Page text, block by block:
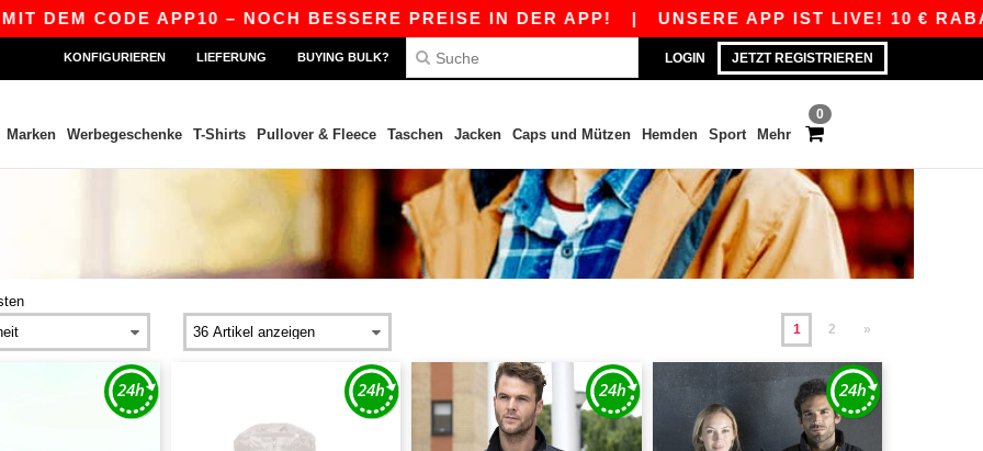
APP10 – NOCH BESSERE PREISE IN DER APP! | UNSERE APP IST LIVE! 10 € RABATT AB
LOGIN JETZT REGISTRIEREN
KONFIGURIEREN LIEFERUNG BUYING BULK?
0
Marken Werbegeschenke T-Shirts Pullover & Fleece Taschen Jacken Caps und Mützen Hemden Sport Mehr
1 2 »